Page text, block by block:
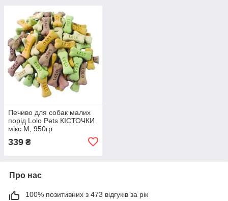
Печиво для собак малих
порід Lolo Pets КІСТОЧКИ
мікс М, 950гр
339 ₴
Про нас
100% позитивних з 473 відгуків за рік